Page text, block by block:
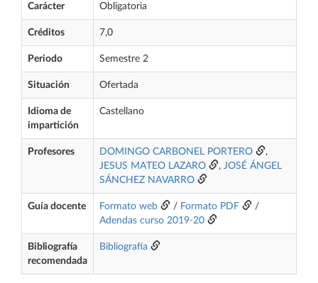
Carácter Obligatoria
Créditos 7,0
Periodo Semestre 2
Situación Ofertada
Idioma de
impartición
Castellano
Profesores DOMINGO CARBONEL PORTERO
,
JESUS MATEO LAZARO
, JOSÉ ÁNGEL
SÁNCHEZ NAVARRO
Guía docente Formato web / Formato PDF
/
Adendas curso 2019-20
Bibliografía
recomendada
Bibliografía